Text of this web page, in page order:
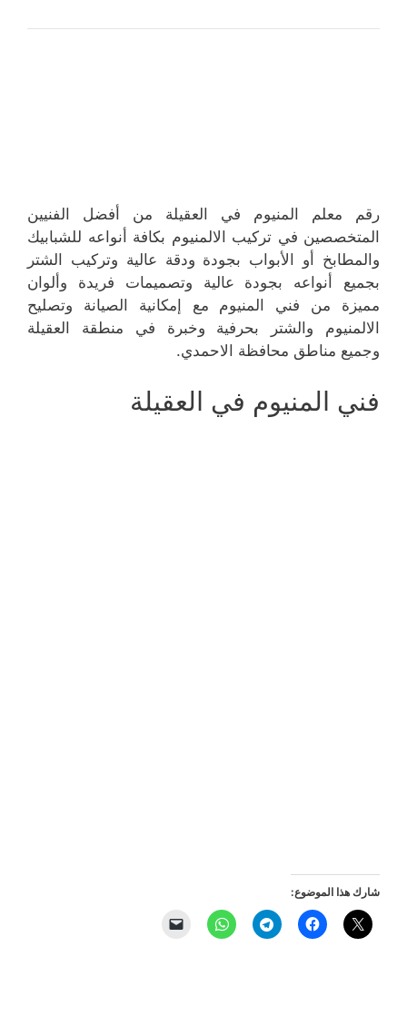
رقم معلم المنيوم في العقيلة من أفضل الفنيين
المتخصصين في تركيب الالمنيوم بكافة أنواعه للشبابيك
والمطابخ أو الأبواب بجودة ودقة عالية وتركيب الشتر
بجميع أنواعه بجودة عالية وتصميمات فريدة وألوان
مميزة من فني المنيوم مع إمكانية الصيانة وتصليح
الالمنيوم والشتر بحرفية وخبرة في منطقة العقيلة
وجميع مناطق محافظة الاحمدي.
فني المنيوم في العقيلة
شارك هذا الموضوع: